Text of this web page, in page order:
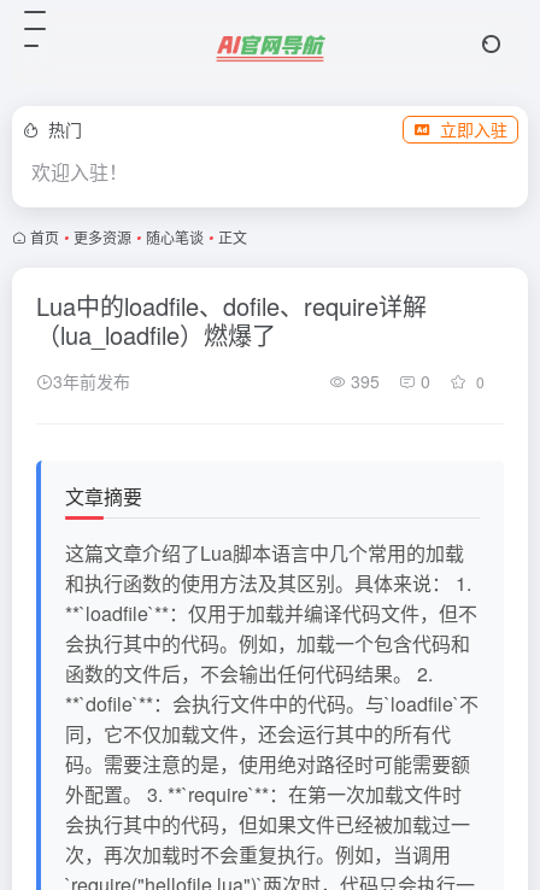
热门 立即入驻
欢迎入驻！
首页 • 更多资源 • 随心笔谈 • 正文
Lua中的loadfile、dofile、require详解
（lua_loadfile）燃爆了
3年前发布 395 0 0
文章摘要
这篇文章介绍了Lua脚本语言中几个常用的加载
和执行函数的使用方法及其区别。具体来说： 1.
**`loadfile`**：仅用于加载并编译代码文件，但不
会执行其中的代码。例如，加载一个包含代码和
函数的文件后，不会输出任何代码结果。 2.
**`dofile`**：会执行文件中的代码。与`loadfile`不
同，它不仅加载文件，还会运行其中的所有代
码。需要注意的是，使用绝对路径时可能需要额
外配置。 3. **`require`**：在第一次加载文件时
会执行其中的代码，但如果文件已经被加载过一
次，再次加载时不会重复执行。例如，当调用